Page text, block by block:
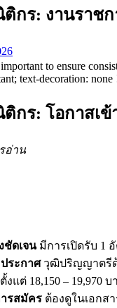
กร: งานราช
to ensure
text-decoration:
กร: โอกาสเ
อ่าน
ชัดเจนมีการเปิดรับ 1
ระกาศวุฒิปริญญาตรีด้
งแต่ 18,150 – 19,970
รสมัคร ต้องดูในเอกส